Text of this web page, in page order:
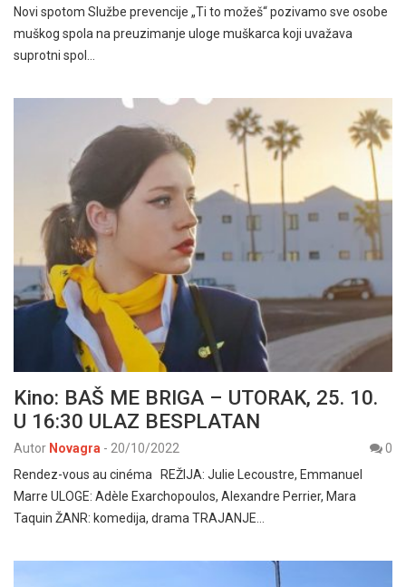
Novi spotom Službe prevencije „Ti to možeš“ pozivamo sve osobe
muškog spola na preuzimanje uloge muškarca koji uvažava
suprotni spol…
Kino: BAŠ ME BRIGA – UTORAK, 25. 10.
U 16:30 ULAZ BESPLATAN
Autor Novagra - 20/10/2022
0
Rendez-vous au cinéma REŽIJA: Julie Lecoustre, Emmanuel
Marre ULOGE: Adèle Exarchopoulos, Alexandre Perrier, Mara
Taquin ŽANR: komedija, drama TRAJANJE…